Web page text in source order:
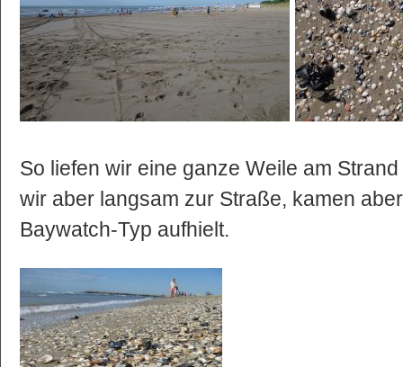
So liefen wir eine ganze Weile am
wir aber langsam zur Straße, kamen
Baywatch-Typ aufhielt.